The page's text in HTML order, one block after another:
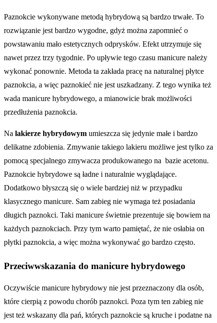
Paznokcie wykonywane metodą hybrydową są bardzo trwałe. To
rozwiązanie jest bardzo wygodne, gdyż można zapomnieć o
powstawaniu mało estetycznych odprysków. Efekt utrzymuje się
nawet przez trzy tygodnie. Po upływie tego czasu manicure należy
wykonać ponownie. Metoda ta zakłada pracę na naturalnej płytce
paznokcia, a więc paznokieć nie jest uszkadzany. Z tego wynika też
wada manicure hybrydowego, a mianowicie brak możliwości
przedłużenia paznokcia.
Na lakierze hybrydowym umieszcza się jedynie małe i bardzo
delikatne zdobienia. Zmywanie takiego lakieru możliwe jest tylko za
pomocą specjalnego zmywacza produkowanego na bazie acetonu.
Paznokcie hybrydowe są ładne i naturalnie wyglądające.
Dodatkowo błyszczą się o wiele bardziej niż w przypadku
klasycznego manicure. Sam zabieg nie wymaga też posiadania
długich paznokci. Taki manicure świetnie prezentuje się bowiem na
każdych paznokciach. Przy tym warto pamiętać, że nie osłabia on
płytki paznokcia, a więc można wykonywać go bardzo często.
Przeciwwskazania do manicure hybrydowego
Oczywiście manicure hybrydowy nie jest przeznaczony dla osób,
które cierpią z powodu chorób paznokci. Poza tym ten zabieg nie
jest też wskazany dla pań, których paznokcie są kruche i podatne na